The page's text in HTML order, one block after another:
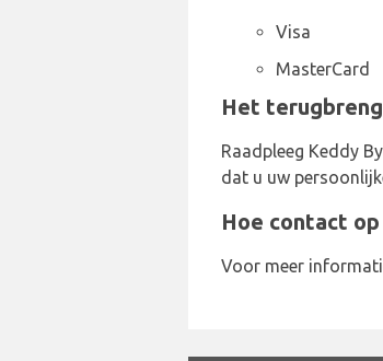
Visa
MasterCard
Het
Raadpleeg Keddy
dat u uw
Hoe contact
Voor meer